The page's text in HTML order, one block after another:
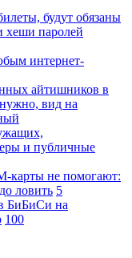
будут обязаны
хеши паролей
интернет-
айтишников в
вид на
и публичные
карты не помогают:
ловить 5
БиБиСи на
100